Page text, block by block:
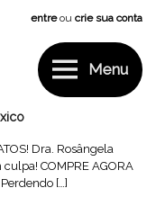
entreou crie sua conta
Menu
Dra. Rosângela
COMPRE AGORA
[…]